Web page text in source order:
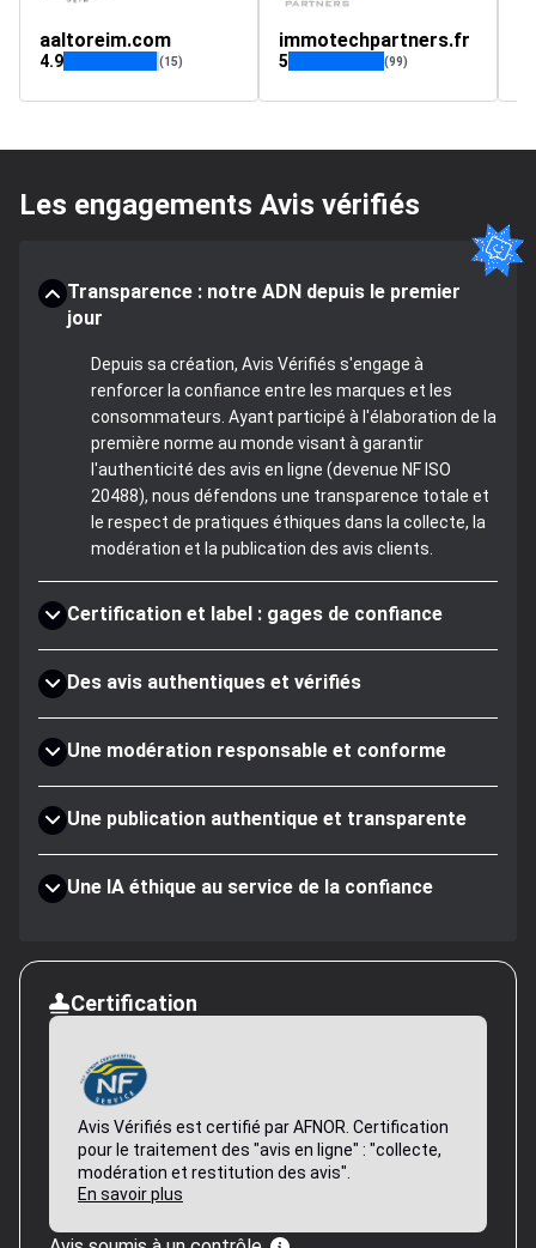
aaltoreim.com
4.9 (15)
immotechpartners.fr
5 (99)
Les engagements Avis vérifiés
Transparence : notre ADN depuis le premier
jour
Depuis sa création, Avis Vérifiés s'engage à
renforcer la confiance entre les marques et les
consommateurs. Ayant participé à l'élaboration de la
première norme au monde visant à garantir
l'authenticité des avis en ligne (devenue NF ISO
20488), nous défendons une transparence totale et
le respect de pratiques éthiques dans la collecte, la
modération et la publication des avis clients.
Certification et label : gages de confiance
Des avis authentiques et vérifiés
Une modération responsable et conforme
Une publication authentique et transparente
Une IA éthique au service de la confiance
Certification
Avis Vérifiés est certifié par AFNOR. Certification
pour le traitement des "avis en ligne" : "collecte,
modération et restitution des avis".
En savoir plus